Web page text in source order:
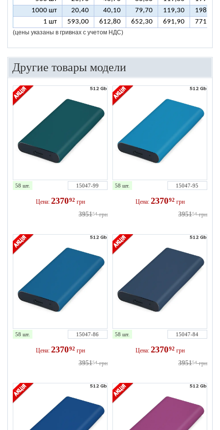
1000 шт
20,40 40,10 79,70 119,30
198,40
1 шт
593,00 612,80 652,30 691,90 771,00
(цены указаны в гривнах с учетом НДС)
Другие товары модели
58 шт. 15047-99
Цена: 237092 грн
395154 грн
58 шт. 15047-95
Цена: 237092 грн
395154 грн
58 шт. 15047-86
Цена: 237092 грн
395154 грн
58 шт. 15047-84
Цена: 237092 грн
395154 грн